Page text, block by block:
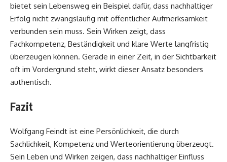
bietet sein Lebensweg ein Beispiel dafür, dass nachhaltiger
Erfolg nicht zwangsläufig mit öffentlicher Aufmerksamkeit
verbunden sein muss. Sein Wirken zeigt, dass
Fachkompetenz, Beständigkeit und klare Werte langfristig
überzeugen können. Gerade in einer Zeit, in der Sichtbarkeit
oft im Vordergrund steht, wirkt dieser Ansatz besonders
authentisch.
Fazit
Wolfgang Feindt ist eine Persönlichkeit, die durch
Sachlichkeit, Kompetenz und Werteorientierung überzeugt.
Sein Leben und Wirken zeigen, dass nachhaltiger Einfluss